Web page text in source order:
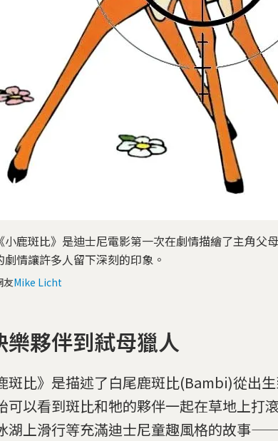
小鹿斑比》是迪士尼電影第一次在劇情描繪了主角父
劇情讓許多人留下深刻的印象。
友Mike Licht
樂夥伴到弒母獵人
斑比》是描述了白尾鹿斑比(Bambi)從出生
可以看到斑比和牠的夥伴一起在草地上打
湖上滑行等充滿迪士尼童趣風格的故事